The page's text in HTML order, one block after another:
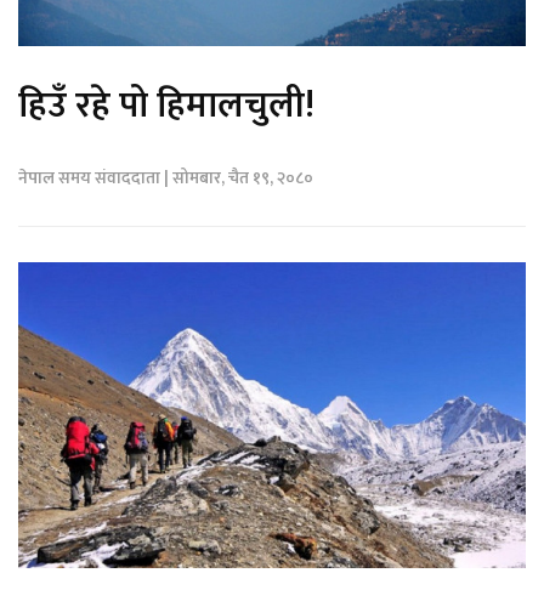
हिउँ रहे पो हिमालचुली!
नेपाल समय संवाददाता | सोमबार, चैत १९, २०८०